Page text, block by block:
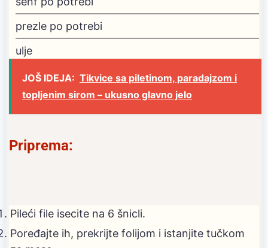
prezle po potrebi
ulje
JOŠ IDEJA: Tikvice sa piletinom, paradajzom i
topljenim sirom – ukusno glavno jelo
Priprema:
Pileći file isecite na 6 šnicli.
Poređajte ih, prekrijte folijom i istanjite tučkom